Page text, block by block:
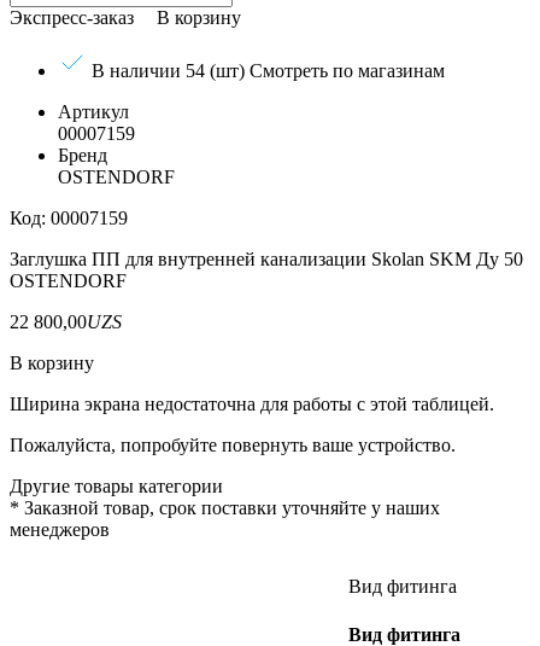
Экспресс-заказ В корзину
В наличии 54 (шт) Смотреть по магазинам
Артикул
00007159
Бренд
OSTENDORF
Код: 00007159
Заглушка ПП для внутренней канализации Skolan SKM Ду 50
OSTENDORF
22 800,00UZS
В корзину
Ширина экрана недостаточна для работы с этой таблицей.
Пожалуйста, попробуйте повернуть ваше устройство.
Другие товары категории
* Заказной товар, срок поставки уточняйте у наших
менеджеров
Вид фитинга
Вид фитинга